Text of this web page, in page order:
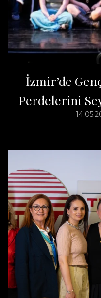
İzmir’de
Perdelerini